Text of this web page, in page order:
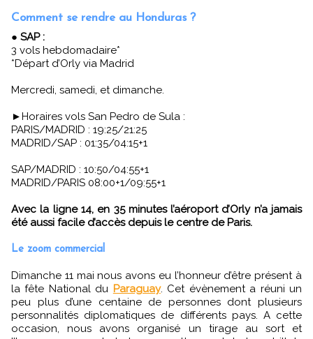
Comment se rendre au Honduras ?
SAP :
3 vols hebdomadaire*
*Départ d’Orly via Madrid
Mercredi, samedi, et dimanche.
►Horaires vols San Pedro de Sula :
PARIS/MADRID : 19:25/21:25
MADRID/SAP : 01:35/04:15+1
SAP/MADRID : 10:50/04:55+1
MADRID/PARIS 08:00+1/09:55+1
Avec la ligne 14, en 35 minutes l’aéroport d’Orly n’a jamais
été aussi facile d’accès depuis le centre de Paris.
Le zoom commercial
Dimanche 11 mai nous avons eu l’honneur d’être présent à
la fête National du Paraguay. Cet évènement a réuni un
peu plus d’une centaine de personnes dont plusieurs
personnalités diplomatiques de différents pays. A cette
occasion, nous avons organisé un tirage au sort et